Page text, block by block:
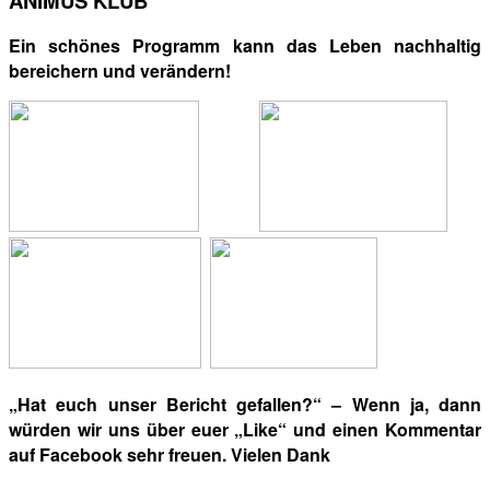
Ein schönes Programm kann das Leben nachhaltig
bereichern und verändern!
„Hat euch unser Bericht gefallen?“ – Wenn ja, dann
würden wir uns über euer „Like“ und einen Kommentar
auf Facebook sehr freuen. Vielen Dank